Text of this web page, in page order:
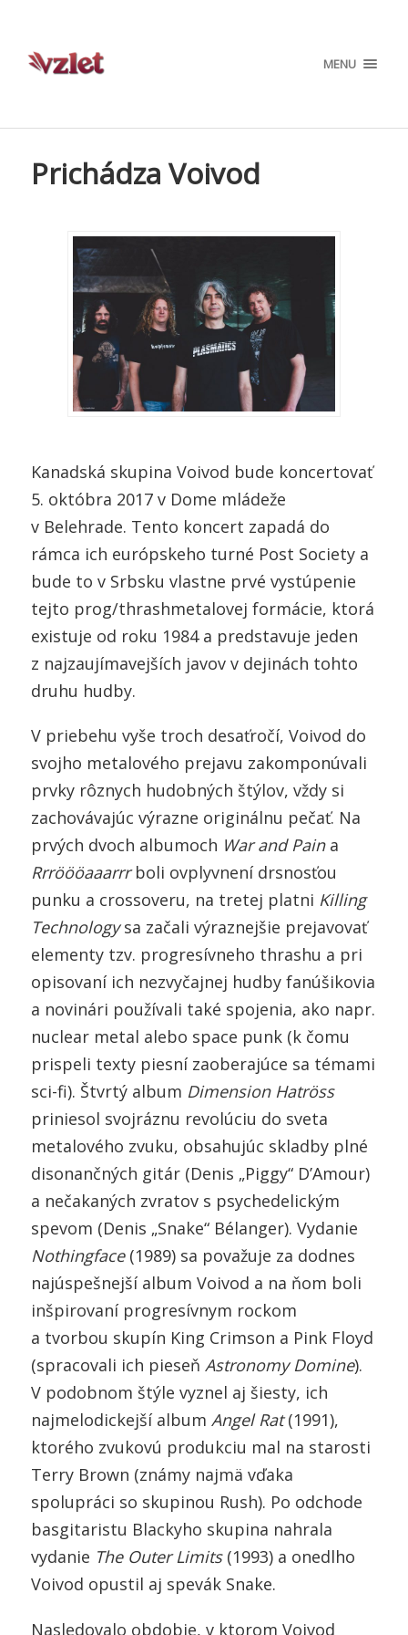
MENU
Prichádza Voivod
Kanadská skupina Voivod bude koncertovať
5. októbra 2017 v Dome mládeže
v Belehrade. Tento koncert zapadá do
rámca ich európskeho turné Post Society a
bude to v Srbsku vlastne prvé vystúpenie
tejto prog/thrashmetalovej formácie, ktorá
existuje od roku 1984 a predstavuje jeden
z najzaujímavejších javov v dejinách tohto
druhu hudby.
V priebehu vyše troch desaťročí, Voivod do
svojho metalového prejavu zakomponúvali
prvky rôznych hudobných štýlov, vždy si
zachovávajúc výrazne originálnu pečať. Na
prvých dvoch albumoch War and Paina
Rrröööaaarrrboli ovplyvnení drsnosťou
punku a crossoveru, na tretej platni Killing
Technologysa začali výraznejšie prejavovať
elementy tzv. progresívneho thrashu a pri
opisovaní ich nezvyčajnej hudby fanúšikovia
a novinári používali také spojenia, ako napr.
nuclear metal alebo space punk (k čomu
prispeli texty piesní zaoberajúce sa témami
sci-fi). Štvrtý album Dimension Hatröss
priniesol svojráznu revolúciu do sveta
metalového zvuku, obsahujúc skladby plné
disonančných gitár (Denis „Piggy“ D’Amour)
a nečakaných zvratov s psychedelickým
spevom (Denis „Snake“ Bélanger). Vydanie
Nothingface(1989) sa považuje za dodnes
najúspešnejší album Voivod a na ňom boli
inšpirovaní progresívnym rockom
a tvorbou skupín King Crimson a Pink Floyd
(spracovali ich pieseň Astronomy Domine).
V podobnom štýle vyznel aj šiesty, ich
najmelodickejší album Angel Rat(1991),
ktorého zvukovú produkciu mal na starosti
Terry Brown (známy najmä vďaka
spolupráci so skupinou Rush). Po odchode
basgitaristu Blackyho skupina nahrala
vydanie The Outer Limits(1993) a onedlho
Voivod opustil aj spevák Snake.
Nasledovalo obdobie, v ktorom Voivod